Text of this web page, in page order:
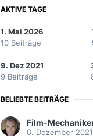
AKTIVE TAGE
1. Mai 2026
10 Beiträge
9. Dez 2021
9 Beiträge
BELIEBTE BEITRÄGE
Film-
6. Dezember 2021